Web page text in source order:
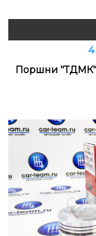
Поршни "ТДМК"